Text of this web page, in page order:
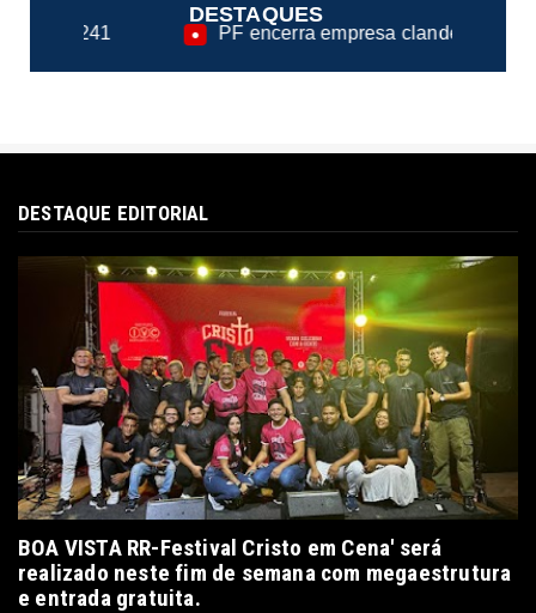
DESTAQUES
PF encerra empresa clandestina na fiscalização de
DESTAQUE EDITORIAL
BOA VISTA RR-Festival Cristo em Cena' será
realizado neste fim de semana com megaestrutura
e entrada gratuita.